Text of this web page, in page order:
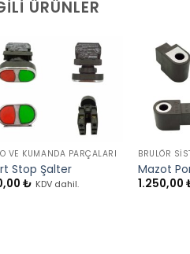
ÜRÜNLER
+
VE KUMANDA PARÇALARI
Stop Şalter
₺ KDV dahil.
+
BRULÖR
Mazot
1.250,00